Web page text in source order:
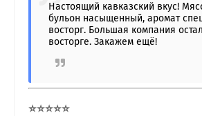
Настоящий кавказский вкус!
бульон насыщенный, аромат
восторг. Большая компания
восторге. Закажем ещё!
⭐⭐⭐⭐⭐